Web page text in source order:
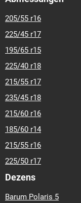
205/55 r16
225/45 r17
195/65 r15
225/40 r18
215/55 r17
235/45 r18
215/60 r16
185/60 r14
215/55 r16
225/50 r17
Dezens
Barum Polaris 5